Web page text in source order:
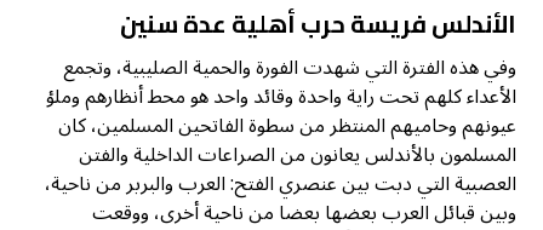
الأندلس فريسة حرب أهلية عدة سنين
وفي هذه الفترة التي شهدت الفورة والحمية الصليبية، وتجمع
الأعداء كلهم تحت راية واحدة وقائد واحد هو محط أنظارهم وملؤ
عيونهم وحاميهم المنتظر من سطوة الفاتحين المسلمين، كان
المسلمون بالأندلس يعانون من الصراعات الداخلية والفتن
العصبية التي دبت بين عنصري الفتح: العرب والبربر من ناحية،
وبين قبائل العرب بعضها بعضا من ناحية أخرى، ووقعت